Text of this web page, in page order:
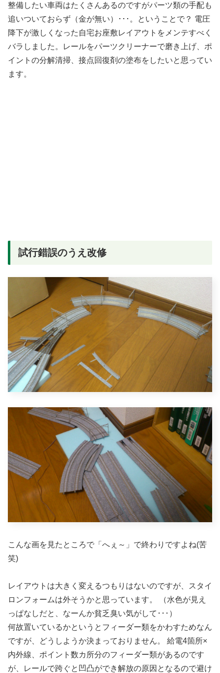
整備したい車両はたくさんあるのですがパーツ類の手配も
追いついておらず（金が無い）･･･。ということで？ 電圧
降下が激しくなった自宅お座敷レイアウトをメンテすべく
バラしました。レールをパーツクリーナーで磨き上げ、ポ
イントの分解清掃、接点回復剤の塗布をしたいと思ってい
ます。
試行錯誤のうえ改修
こんな画を見たところで「へぇ～」で終わりですよね(苦
笑)
レイアウトは大きく変えるつもりはないのですが、スタイ
ロンフォームは外そうかと思っています。 （水色が見え
っぱなしだと、なーんか貧乏臭い気がして･･･）
何故置いているかというとフィーダー類をかわすためなん
ですが、どうしようか決まっておりません。 給電4箇所×
内外線、ポイント数カ所分のフィーダー類があるのです
が、レールで跨ぐと凹凸ができ解放の原因となるので避け